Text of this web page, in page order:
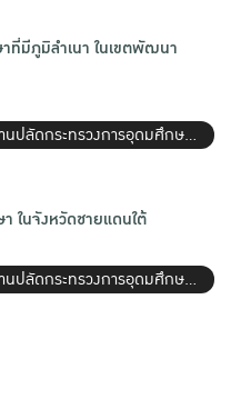
มีภูมิลำเนา ในเขตพัฒนา
นปลัดกระทรวงการอุดมศึกษา
ในจังหวัดชายแดนใต้
นปลัดกระทรวงการอุดมศึกษา